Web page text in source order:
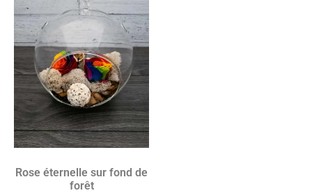
Rose éternelle sur fond de
forêt